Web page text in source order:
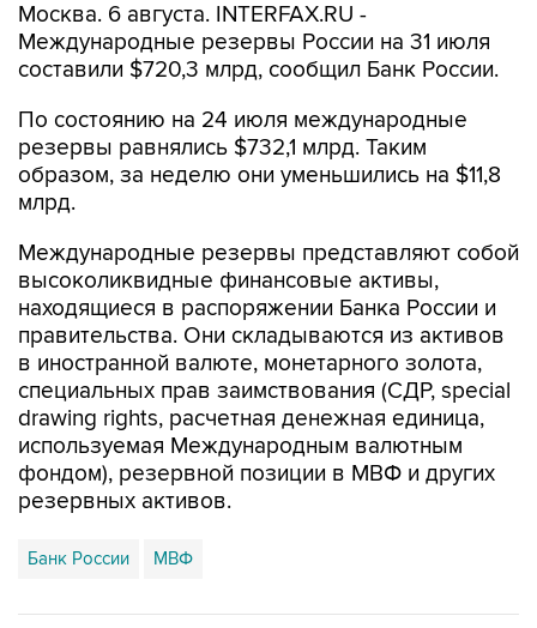
Москва. 6 августа. INTERFAX.RU -
Международные резервы России на 31 июля
составили $720,3 млрд, сообщил Банк России.
По состоянию на 24 июля международные
резервы равнялись $732,1 млрд. Таким
образом, за неделю они уменьшились на $11,8
млрд.
Международные резервы представляют собой
высоколиквидные финансовые активы,
находящиеся в распоряжении Банка России и
правительства. Они складываются из активов
в иностранной валюте, монетарного золота,
специальных прав заимствования (СДР, special
drawing rights, расчетная денежная единица,
используемая Международным валютным
фондом), резервной позиции в МВФ и других
резервных активов.
Банк России МВФ